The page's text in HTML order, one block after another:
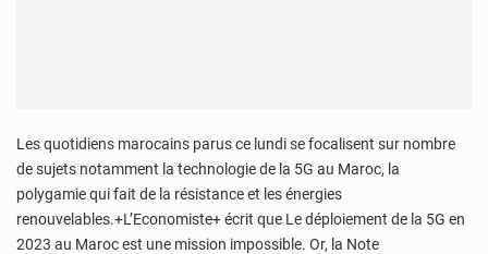
Les quotidiens marocains parus ce lundi se focalisent sur nombre
de sujets notamment la technologie de la 5G au Maroc, la
polygamie qui fait de la résistance et les énergies
renouvelables.+L’Economiste+ écrit que Le déploiement de la 5G en
2023 au Maroc est une mission impossible. Or, la Note